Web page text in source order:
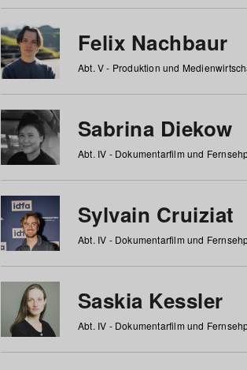
Felix Nachbaur
Abt. V - Produktion und
Sabrina Diekow
Abt. IV - Dokumentarfilm und
Sylvain Cruiziat
Abt. IV - Dokumentarfilm und
Saskia Kessler
Abt. IV - Dokumentarfilm und